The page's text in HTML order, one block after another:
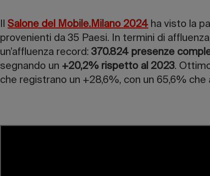
IlSalone del Mobile.Milano 2024 ha visto la
provenienti da 35 Paesi. In termini di
un’affluenza record:370.824 presenze
segnando un +20,2% rispetto al 2023.
che registrano un +28,6%, con un 65,6% che